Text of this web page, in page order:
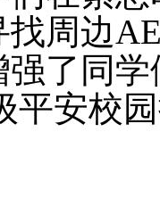
周边
了同
平安校